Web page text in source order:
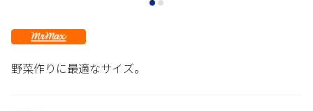
野菜作りに最適なサイズ。